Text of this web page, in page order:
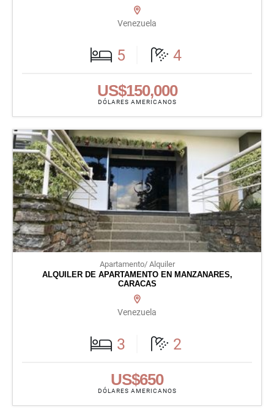
Venezuela
5 4
US$150,000
DÓLARES AMERICANOS
Apartamento/ Alquiler
ALQUILER DE APARTAMENTO EN MANZANARES,
CARACAS
Venezuela
3 2
US$650
DÓLARES AMERICANOS